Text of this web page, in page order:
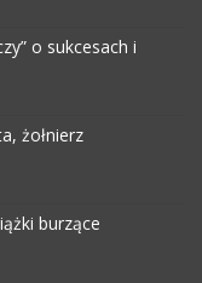
o sukcesach i
żołnierz
burzące